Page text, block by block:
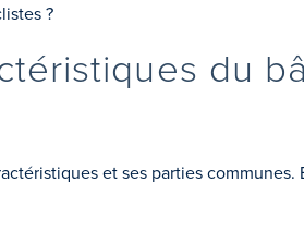
?
du
et ses parties